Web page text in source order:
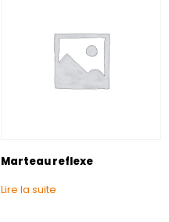
Marteau reflexe
Lire la suite